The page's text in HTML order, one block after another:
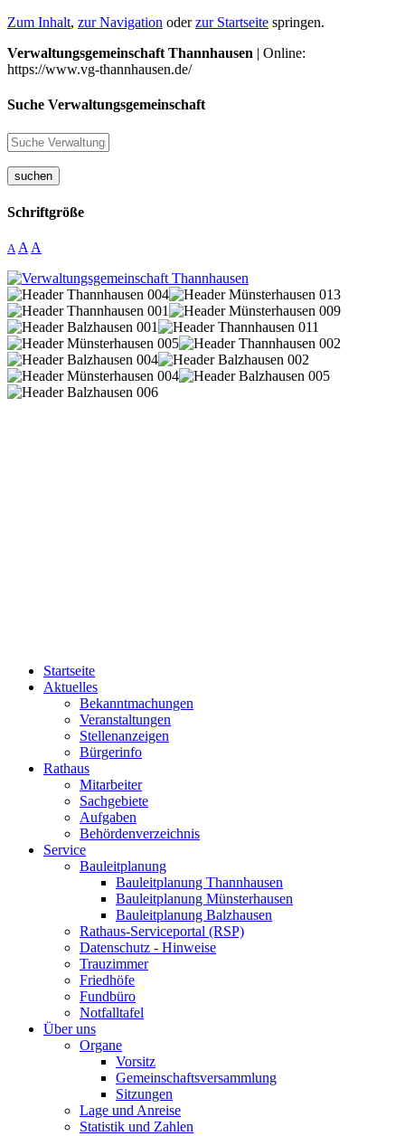
Zum Inhalt, zur Navigation oderzur Startseite springen.
Verwaltungsgemeinschaft Thannhausen | Online:
https://www.vg-thannhausen.de/
Suche Verwaltungsgemeinschaft
suchen
Schriftgröße
A A A
Startseite
Aktuelles
Bekanntmachungen
Veranstaltungen
Stellenanzeigen
Bürgerinfo
Rathaus
Mitarbeiter
Sachgebiete
Aufgaben
Behördenverzeichnis
Service
Bauleitplanung
Bauleitplanung Thannhausen
Bauleitplanung Münsterhausen
Bauleitplanung Balzhausen
Rathaus-Serviceportal (RSP)
Datenschutz - Hinweise
Trauzimmer
Friedhöfe
Fundbüro
Notfalltafel
Über uns
Organe
Vorsitz
Gemeinschaftsversammlung
Sitzungen
Lage und Anreise
Statistik und Zahlen